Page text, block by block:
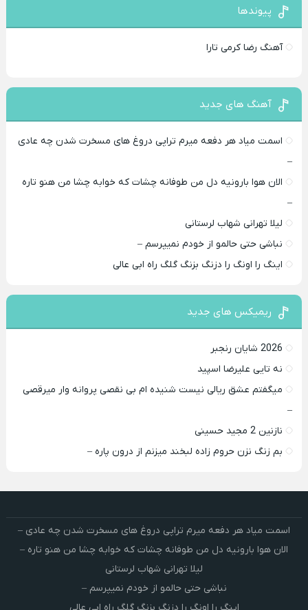
پیوندها
آهنگ رضا کرمی تارا
آهنگ های جدید
اسمت میاد هر دفعه میرم تراپی دروغ‌ های مسخرت شدن چه عادی
–
الان هوا بارونیه دل من طوفانه چشات که خوابه چشا من هنو تاره
–
لیلا تهرانی شهاب لرستانی
نباشی حتی حالمو از خودم نمیپرسم –
اینگ را اونگ را دزنگ بزنگ گلگ راه ابی عالی
ریمیکس های جدید
2026 شایان رنجبر
نه تایی علیرضا اسپید
میگفتم عشق ریالی نیست شنیده ام بی نقصی پروانه وار میرقصی
–
نازنین 2 مجید حسینی
بم زنگ نزن حروم زاده لبخند میزنم از درون پاره –
اسمت میاد هر دفعه میرم تراپی دروغ‌ های مسخرت شدن چه عادی –
الان هوا بارونیه دل من طوفانه چشات که خوابه چشا من هنو تاره –
لیلا تهرانی شهاب لرستانی
نباشی حتی حالمو از خودم نمیپرسم –